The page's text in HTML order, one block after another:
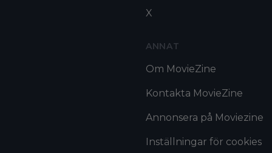
X
ANNAT
Om MovieZine
Kontakta MovieZine
Annonsera på Moviezine
Inställningar för cookies